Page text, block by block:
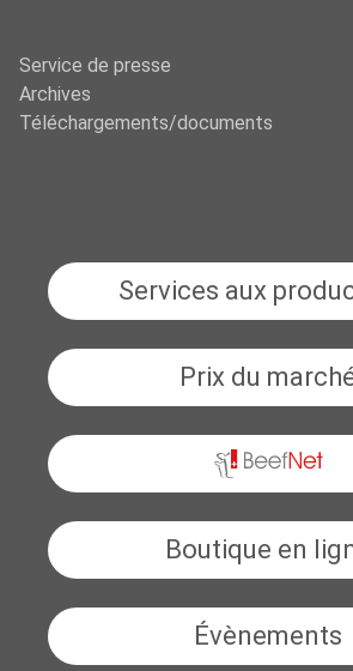
Service de presse
Archives
Téléchargements/documents
Services aux
Prix du
Boutique en
Évènements